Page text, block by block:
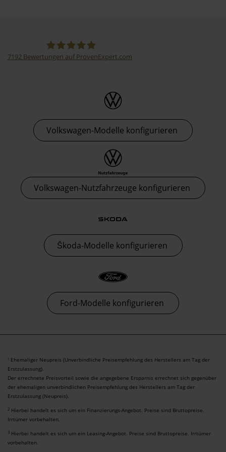
7192 Bewertungen auf ProvenExpert.com
Volkswagen-Modelle konfigurieren
Volkswagen-Nutzfahrzeuge konfigurieren
Škoda-Modelle konfigurieren
Ford-Modelle konfigurieren
1 Ehemaliger Neupreis (Unverbindliche Preisempfehlung des Herstellers am Tag der
Erstzulassung).
Der errechnete Preisvorteil sowie die angegebene Ersparnis errechnet sich gegenüber
der ehemaligen unverbindlichen Preisempfehlung des Herstellers am Tag der
Erstzulassung (Neupreis).
2 Hierbei handelt es sich um ein Finanzierungs-Angebot. Preise sind Bruttopreise.
Irrtümer vorbehalten.
3 Hierbei handelt es sich um ein Leasing-Angebot. Preise sind Bruttopreise. Irrtümer
vorbehalten.